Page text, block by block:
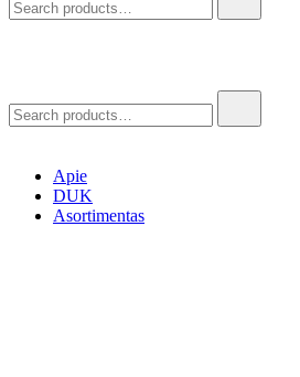
for:
for:
Apie
DUK
Asortimentas